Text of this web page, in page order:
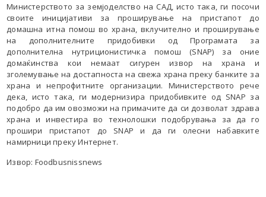
Министерството за земјоделство на САД, исто така, ги посочи
своите иницијативи за проширување на пристапот до
домашна итна помош во храна, вклучително и проширување
на дополнителните придобивки од Програмата за
дополнителна нутриционистичка помош (SNAP) за оние
домаќинства кои немаат сигурен извор на храна и
зголемување на достапноста на свежа храна преку банките за
храна и непрофитните организации. Министерството рече
дека, исто така, ги модернизира придобивките од SNAP за
подобро да им овозможи на примачите да си дозволат здрава
храна и инвестира во технолошки подобрувања за да го
прошири пристапот до SNAP и да ги олесни набавките
намирници преку Интернет.
Извор: Foodbusnissnews